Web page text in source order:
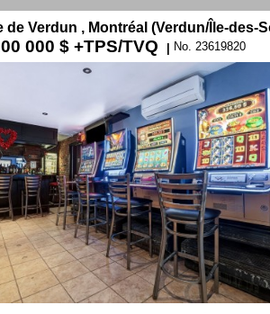
de Verdun , Montréal (Verdun/Île-des-
000 $ +TPS/TVQ | No. 23619820